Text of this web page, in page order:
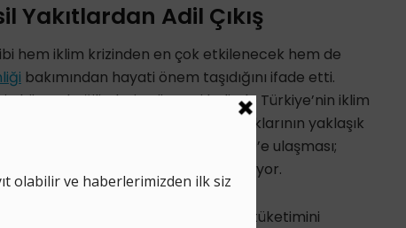
Yakıtlardan Adil Çıkış
hem iklim krizinden en çok etkilenecek hem de
bakımından hayati önem taşıdığını ifade etti.
küresel eğilimlerin sürmesi halinde Türkiye’nin iklim
koyuyor. Buna göre, ülke topraklarının yaklaşık
%70’e, 2070’lerde ise %80’e ulaşması;
çölleşme riskinin artması bekleniyor.
edecek Türkiye’nin fosil yakıtların tüketimini